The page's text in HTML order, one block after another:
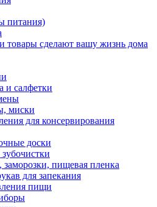
питания)
товары сделают вашу жизнь дома
и салфетки
миски
для консервирования
доски
заморозки, пищевая пленка
для запекания
пищи